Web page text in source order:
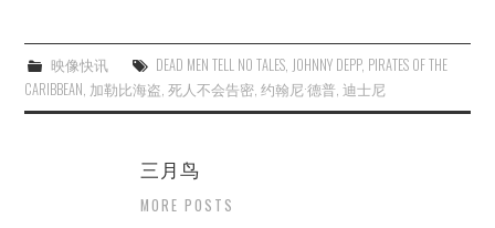
映像快讯 DEAD MEN TELL NO TALES, JOHNNY DEPP, PIRATES OF THE
CARIBBEAN, 加勒比海盗,死人不会告密,约翰尼·德普,迪士尼
三月鸟
MORE POSTS